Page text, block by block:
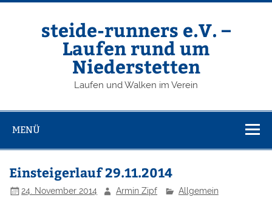
Zum
steide-runners e.V. –
Laufen rund um
Niederstetten
Laufen und Walken im Verein
MENÜ
Einsteigerlauf 29.11.2014
24. November 2014 Armin Zipf Allgemein